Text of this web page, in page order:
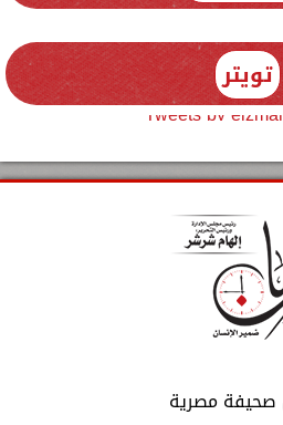
تويتر
Tweets by
صحيفة مصرية